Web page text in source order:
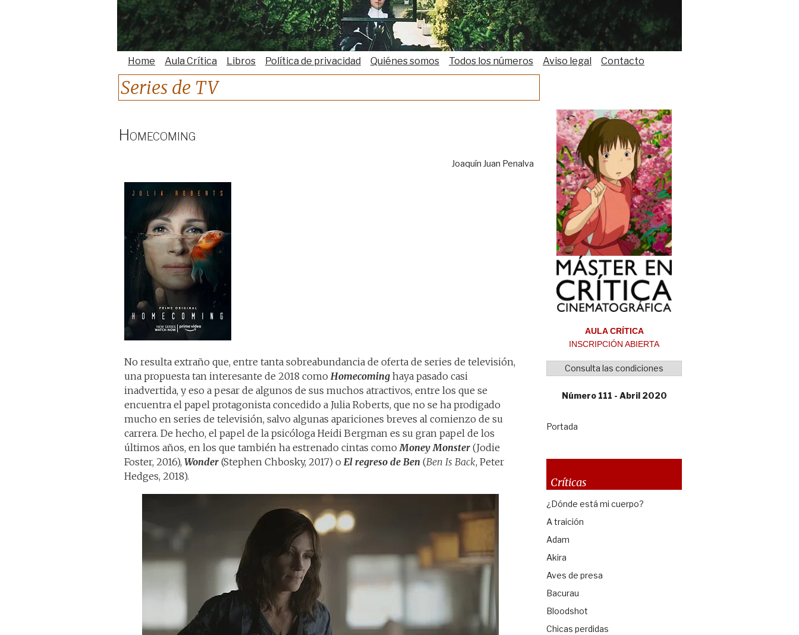
Home Aula Crítica Libros Política de privacidad Quiénes somos Todos los números Aviso legal Contacto
Series de TV
Homecoming
Joaquín Juan Penalva
No resulta extraño que, entre tanta sobreabundancia de oferta de series de televisión,
una propuesta tan interesante de 2018 como Homecoming haya pasado casi
inadvertida, y eso a pesar de algunos de sus muchos atractivos, entre los que se
encuentra el papel protagonista concedido a Julia Roberts, que no se ha prodigado
mucho en series de televisión, salvo algunas apariciones breves al comienzo de su
carrera. De hecho, el papel de la psicóloga Heidi Bergman es su gran papel de los
últimos años, en los que también ha estrenado cintas comoMoney Monster (Jodie
Foster, 2016), Wonder (Stephen Chbosky, 2017) o El regreso de Ben (Ben Is Back, Peter
Hedges, 2018).
AULA CRÍTICA
INSCRIPCIÓN ABIERTA
Consulta las condiciones
Número 111 - Abril 2020
Portada
Críticas
¿Dónde está mi cuerpo?
A traición
Adam
Akira
Aves de presa
Bacurau
Bloodshot
Chicas perdidas